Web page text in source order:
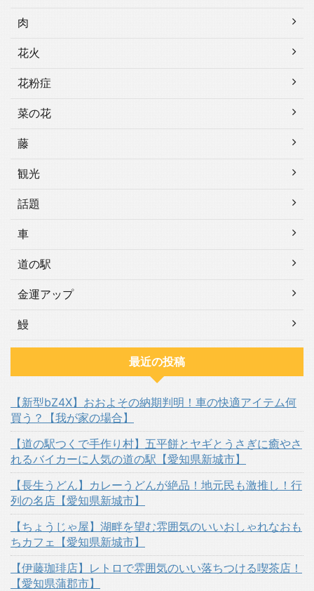
肉
花火
花粉症
菜の花
藤
観光
話題
車
道の駅
金運アップ
鰻
最近の投稿
【新型bZ4X】おおよその納期判明！車の快適アイテム何
買う？【我が家の場合】
【道の駅つくで手作り村】五平餅とヤギとうさぎに癒やさ
れるバイカーに人気の道の駅【愛知県新城市】
【長生うどん】カレーうどんが絶品！地元民も激推し！行
列の名店【愛知県新城市】
【ちょうじゃ屋】湖畔を望む雰囲気のいいおしゃれなおも
ちカフェ【愛知県新城市】
【伊藤珈琲店】レトロで雰囲気のいい落ちつける喫茶店！
【愛知県蒲郡市】